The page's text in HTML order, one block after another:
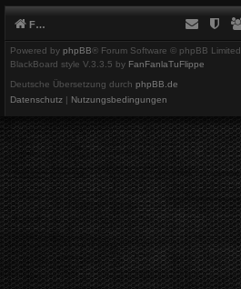
Foren-Übersicht
Powered by phpBB® Forum Software © phpBB Limited
BlackBoard style V.3.3.5 by FanFanlaTuFlippe
Deutsche Übersetzung durch phpBB.de
Datenschutz | Nutzungsbedingungen